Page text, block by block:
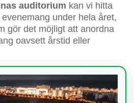
auditorium kan vi hitta
under hela året,
gör det möjligt att anordna
oavsett årstid eller